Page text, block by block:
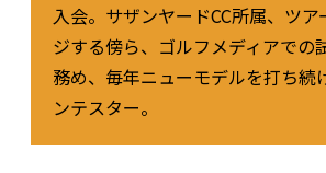
入会。サザンヤードCC所属、ツ
ジする傍ら、ゴルフメディアでの
務め、毎年ニューモデルを打ち続
ンテスター。